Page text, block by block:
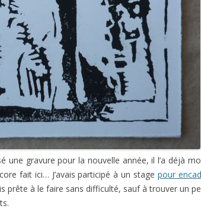
une gravure pour la nouvelle année, il l’a déjà
fait ici… J’avais participé à un stagepour
prête à le faire sans difficulté, sauf à trouver un